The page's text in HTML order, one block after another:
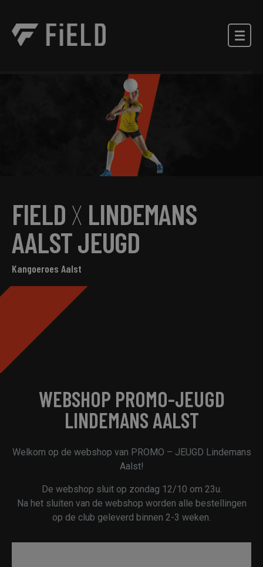
FIELD X LINDEMANS
AALST JEUGD
Kangoeroes Aalst
WEBSHOP PROMO-JEUGD
LINDEMANS AALST
Welkom op de webshop van PROMO – JEUGD Lindemans
Aalst!
De webshop sluit op zondag 12/10 om 23u.
Na het sluiten van de webshop worden alle bestellingen
op de club geleverd binnen 2-3 weken.